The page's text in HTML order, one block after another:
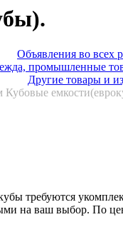
Объявления во всех
промышленные
Другие товары и
Кубовые
требуются
на ваш выбор. По